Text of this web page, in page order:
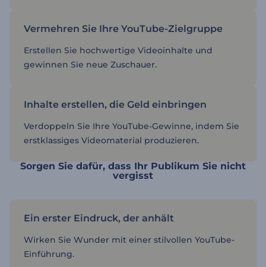
Vermehren Sie Ihre YouTube-Zielgruppe
Erstellen Sie hochwertige Videoinhalte und
gewinnen Sie neue Zuschauer.
Inhalte erstellen, die Geld einbringen
Verdoppeln Sie Ihre YouTube-Gewinne, indem Sie
erstklassiges Videomaterial produzieren.
Sorgen Sie dafür, dass Ihr Publikum Sie nicht
vergisst
Ein erster Eindruck, der anhält
Wirken Sie Wunder mit einer stilvollen YouTube-
Einführung.